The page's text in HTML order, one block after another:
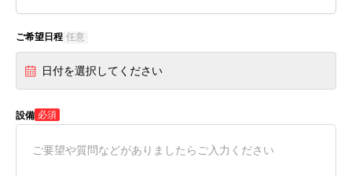
ご希望日程 任意
日付を選択してください
設備 必須